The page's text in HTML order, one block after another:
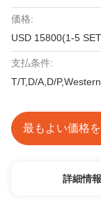
価格:
支払条件:
T/T,D/A,D/
詳細情報